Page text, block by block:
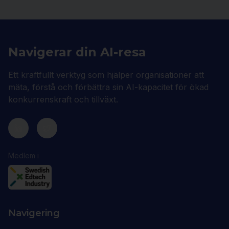
Navigerar din AI-resa
Ett kraftfullt verktyg som hjälper organisationer att
mäta, förstå och förbättra sin AI-kapacitet för ökad
konkurrenskraft och tillväxt.
Medlem i
Navigering